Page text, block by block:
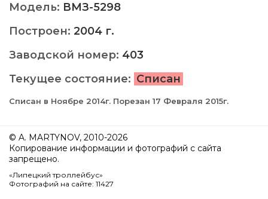
Модель: ВМЗ-5298
Построен: 2004 г.
Заводской номер: 403
Текущее состояние: Списан
Списан в Ноябре 2014г. Порезан 17 Февраля 2015г.
© A. MARTYNOV, 2010-2026
Копирование информации и фотографий с сайта
запрещено.
«Липецкий троллейбус»
Фотографий на сайте: 11427